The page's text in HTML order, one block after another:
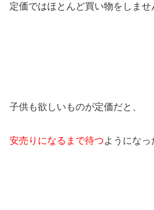
定価ではほとんど買い物をしませ
子供も欲しいものが定価だと、
安売りになるまで待つようになっ